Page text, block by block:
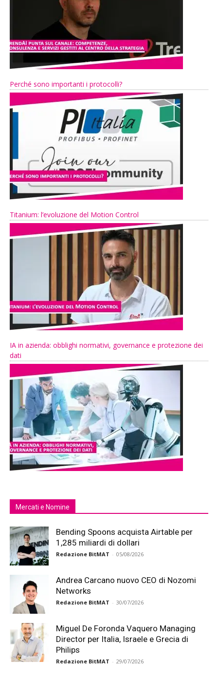
Perché sono importanti i protocolli?
Titanium: l’evoluzione del Motion Control
IA in azienda: obblighi normativi, governance e protezione dei
dati
Mercati e Nomine
Bending Spoons acquista Airtable per
1,285 miliardi di dollari
Redazione BitMAT - 05/08/2026
Andrea Carcano nuovo CEO di Nozomi
Networks
Redazione BitMAT - 30/07/2026
Miguel De Foronda Vaquero Managing
Director per Italia, Israele e Grecia di
Philips
Redazione BitMAT - 29/07/2026